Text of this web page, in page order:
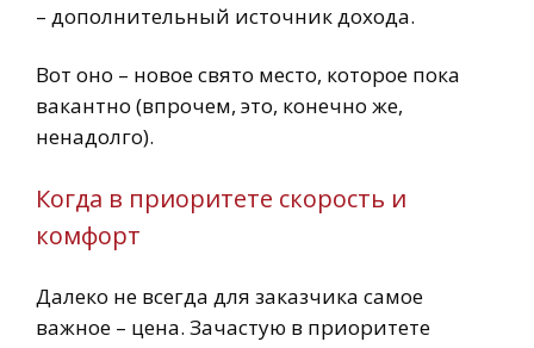
– дополнительный источник дохода.
Вот оно – новое свято место, которое пока
вакантно (впрочем, это, конечно же,
ненадолго).
Когда в приоритете скорость и
комфорт
Далеко не всегда для заказчика самое
важное – цена. Зачастую в приоритете